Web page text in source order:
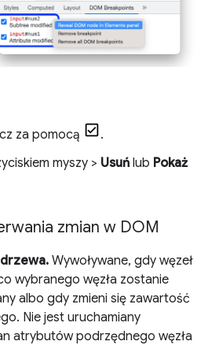
za pomocą
.
myszy > Usuń lub Pokaż
zmian w DOM
Wywoływane, gdy węzeł
wybranego węzła zostanie
albo gdy zmieni się zawartość
Nie jest uruchamiany
atrybutów podrzędnego węzła